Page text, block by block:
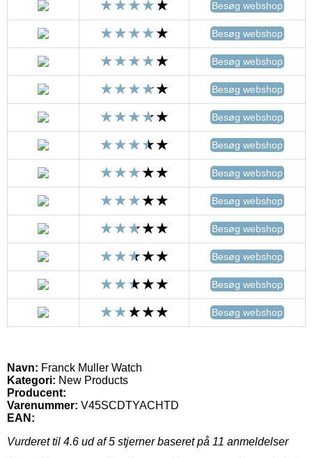
Besøg webshop
Besøg webshop
Besøg webshop
Besøg webshop
Besøg webshop
Besøg webshop
Besøg webshop
Besøg webshop
Besøg webshop
Besøg webshop
Besøg webshop
Besøg webshop
Navn: Franck Muller Watch
Kategori: New Products
Producent:
Varenummer: V45SCDTYACHTD
EAN:
Vurderet til 4.6 ud af 5 stjerner baseret på 11 anmeldelser